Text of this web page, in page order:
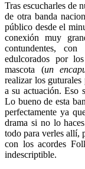
Tras escucharles de
de otra banda
público desde el
conexión muy
contundentes,
edulcorados por
mascota (un
realizar los
a su actuación. Eso
Lo bueno de esta
perfectamente ya
drama si no lo
todo para verles allí,
con los acordes
indescriptible.